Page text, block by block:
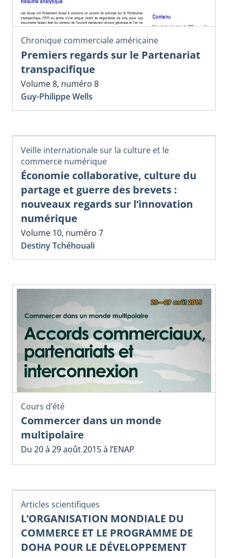
Chronique commerciale américaine
Premiers regards sur le Partenariat
transpacifique
Volume 8, numéro 8
Guy-Philippe Wells
Veille internationale sur la culture et le
commerce numérique
Économie collaborative, culture du
partage et guerre des brevets :
nouveaux regards sur l’innovation
numérique
Volume 10, numéro 7
Destiny Tchéhouali
Cours d’été
Commercer dans un monde
multipolaire
Du 20 à 29 août 2015 à l’ENAP
Articles scientifiques
L’ORGANISATION MONDIALE DU
COMMERCE ET LE PROGRAMME DE
DOHA POUR LE DÉVELOPPEMENT